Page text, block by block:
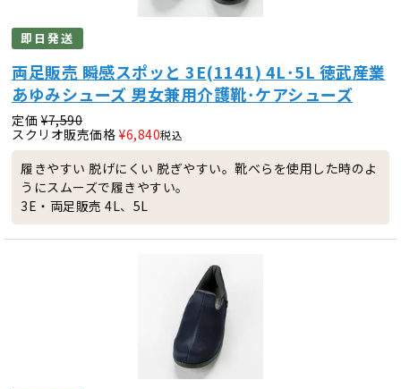
即日発送
両足販売 瞬感スポッと 3E(1141) 4L･5L 徳武産業
あゆみシューズ 男女兼用介護靴･ケアシューズ
定価 ¥7,590
スクリオ販売価格 ¥6,840税込
履きやすい 脱げにくい 脱ぎやすい。靴べらを使用した時のよ
うにスムーズで履きやすい。
3E・両足販売 4L、5L